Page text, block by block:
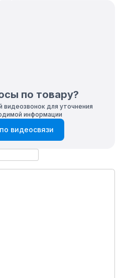
по товару?
видеозвонок для уточнения
информации
видеосвязи